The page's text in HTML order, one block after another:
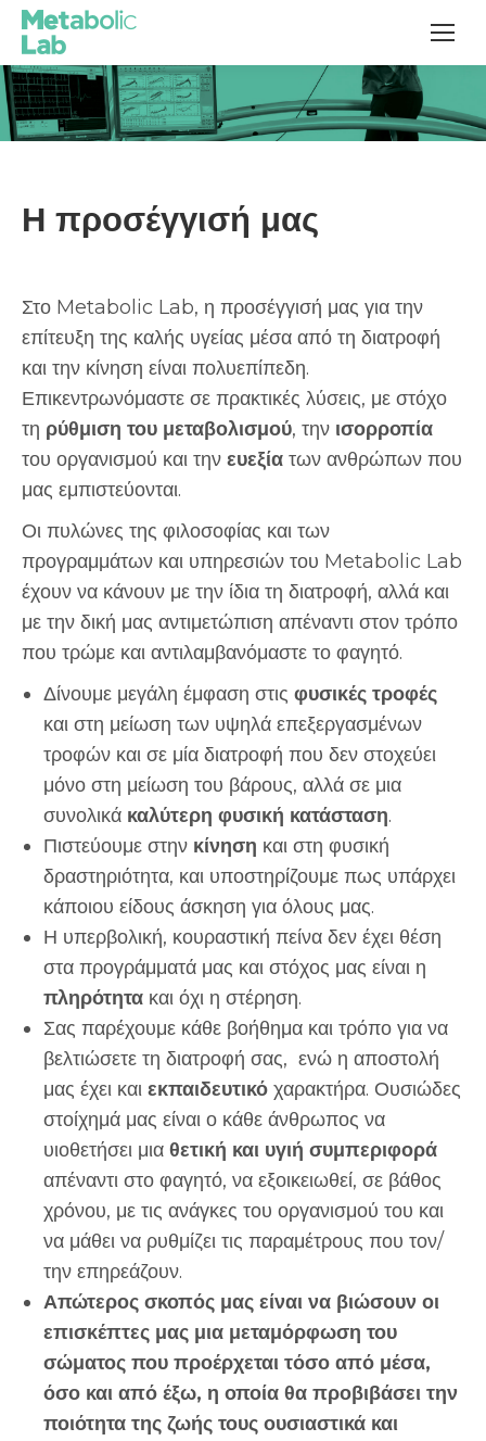
Η προσέγγισή μας
Στο Metabolic Lab, η προσέγγισή μας για την
επίτευξη της καλής υγείας μέσα από τη διατροφή
και την κίνηση είναι πολυεπίπεδη.
Επικεντρωνόμαστε σε πρακτικές λύσεις, με στόχο
τη ρύθμιση του μεταβολισμού, την ισορροπία
του οργανισμού και την ευεξία των ανθρώπων που
μας εμπιστεύονται.
Οι πυλώνες της φιλοσοφίας και των
προγραμμάτων και υπηρεσιών του Metabolic Lab
έχουν να κάνουν με την ίδια τη διατροφή, αλλά και
με την δική μας αντιμετώπιση απέναντι στον τρόπο
που τρώμε και αντιλαμβανόμαστε το φαγητό.
Δίνουμε μεγάλη έμφαση στις φυσικές τροφές
και στη μείωση των υψηλά επεξεργασμένων
τροφών και σε μία διατροφή που δεν στοχεύει
μόνο στη μείωση του βάρους, αλλά σε μια
συνολικά καλύτερη φυσική κατάσταση.
Πιστεύουμε στην κίνηση και στη φυσική
δραστηριότητα, και υποστηρίζουμε πως υπάρχει
κάποιου είδους άσκηση για όλους μας.
Η υπερβολική, κουραστική πείνα δεν έχει θέση
στα προγράμματά μας και στόχος μας είναι η
πληρότητα και όχι η στέρηση.
Σας παρέχουμε κάθε βοήθημα και τρόπο για να
βελτιώσετε τη διατροφή σας, ενώ η αποστολή
μας έχει και εκπαιδευτικό χαρακτήρα. Ουσιώδες
στοίχημά μας είναι ο κάθε άνθρωπος να
υιοθετήσει μια θετική και υγιή συμπεριφορά
απέναντι στο φαγητό, να εξοικειωθεί, σε βάθος
χρόνου, με τις ανάγκες του οργανισμού του και
να μάθει να ρυθμίζει τις παραμέτρους που τον/
την επηρεάζουν.
Απώτερος σκοπός μας είναι να βιώσουν οι
επισκέπτες μας μια μεταμόρφωση του
σώματος που προέρχεται τόσο από μέσα,
όσο και από έξω, η οποία θα προβιβάσει την
ποιότητα της ζωής τους ουσιαστικά και